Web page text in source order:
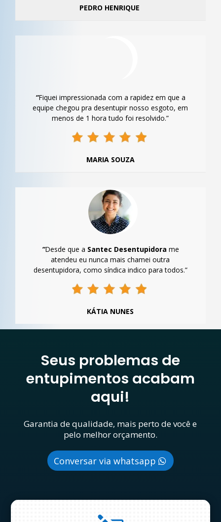
PEDRO HENRIQUE
“Fiquei impressionada com a rapidez em que a
equipe chegou pra desentupir nosso esgoto, em
menos de 1 hora tudo foi resolvido.”
MARIA SOUZA
“Desde que a Santec Desentupidora me
atendeu eu nunca mais chamei outra
desentupidora, como síndica indico para todos.”
KÁTIA NUNES
Seus problemas de
entupimentos acabam
aqui!
Garantia de qualidade, mais perto de você e
pelo melhor orçamento.
Conversar via whatsapp